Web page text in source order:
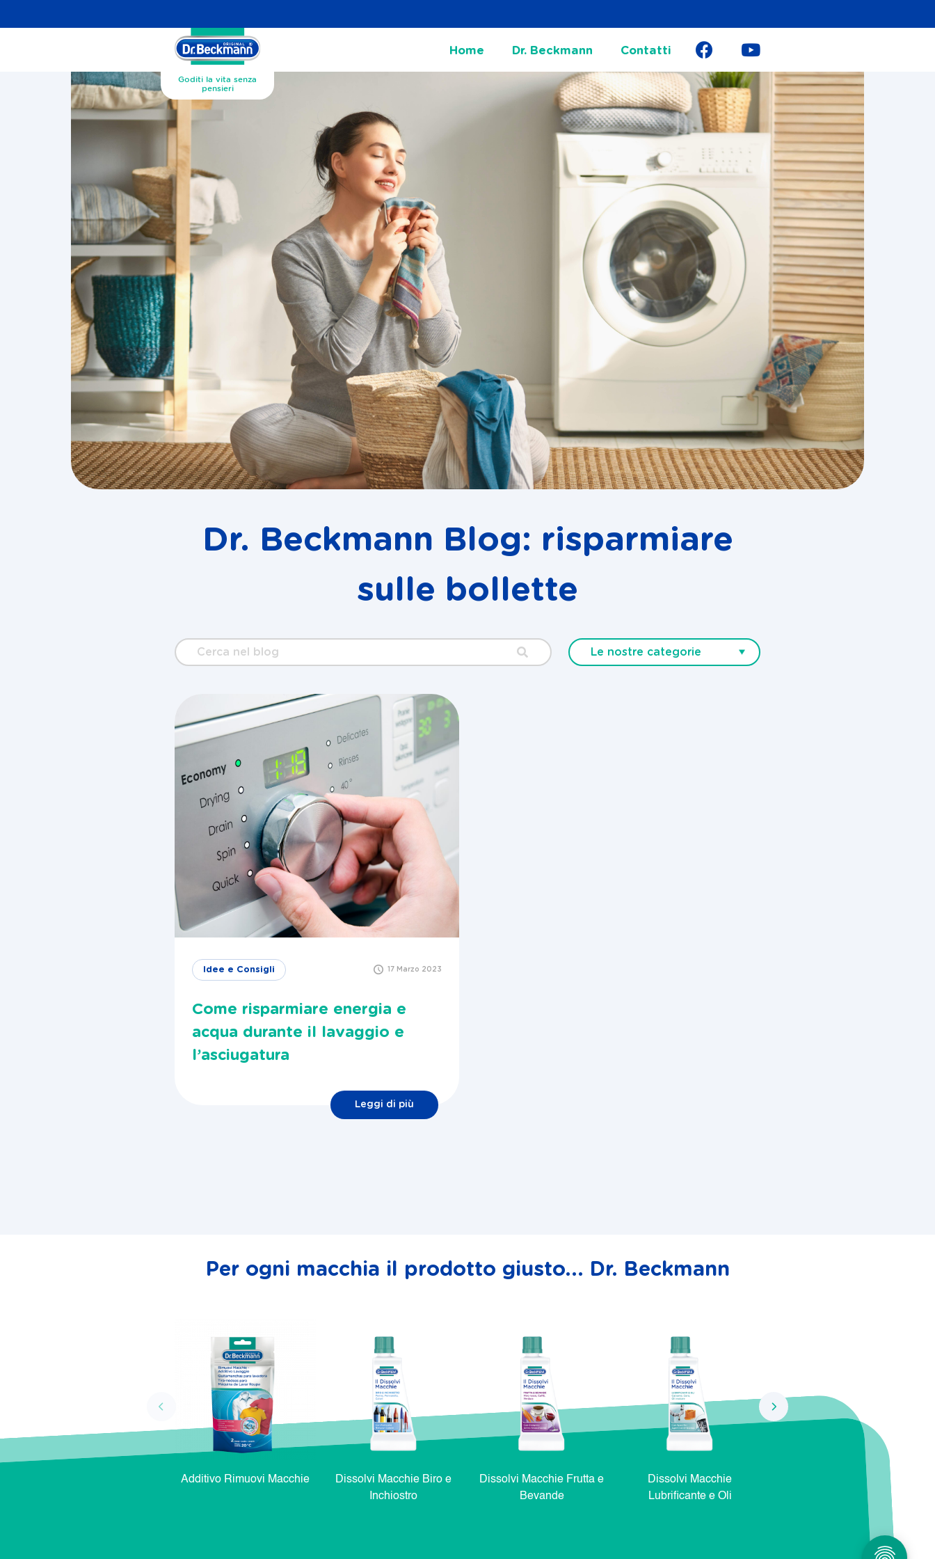
Goditi la vita senza
pensieri
Home Dr. Beckmann Contatti
Dr. Beckmann Blog: risparmiare
sulle bollette
Cerca
nel
Le nostre categorie
Idee e Consigli 17 Marzo 2023
Come risparmiare energia e
acqua durante il lavaggio e
l’asciugatura
Leggi di più
Per ogni macchia il prodotto giusto... Dr. Beckmann
Additivo Rimuovi Macchie
Dissolvi Macchie Biro e
Inchiostro
Dissolvi Macchie Frutta e
Bevande
Dissolvi Macchie
Lubrificante e Oli
Dissolvi Macchie Natura e